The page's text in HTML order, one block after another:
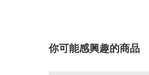
你可能感興趣的商品